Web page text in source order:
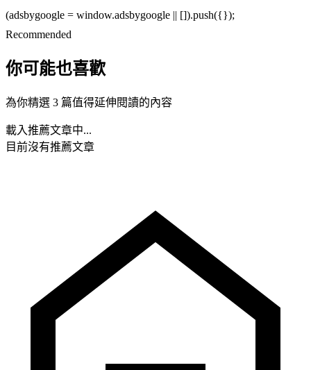
(adsbygoogle = window.adsbygoogle || []).push({});
Recommended
你可能也喜歡
為你精選 3 篇值得延伸閱讀的內容
載入推薦文章中...
目前沒有推薦文章